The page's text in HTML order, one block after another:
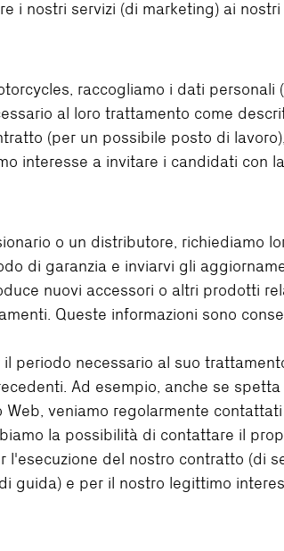
i nostri servizi (di marketing) ai
raccogliamo i dati personali
al loro trattamento come
(per un possibile posto di
interesse a invitare i candidati con
o un distributore, richiediamo
di garanzia e inviarvi gli
nuovi accessori o altri prodotti
Queste informazioni sono
periodo necessario al suo
Ad esempio, anche se
veniamo regolarmente
la possibilità di contattare il
del nostro contratto (di
guida) e per il nostro legittimo